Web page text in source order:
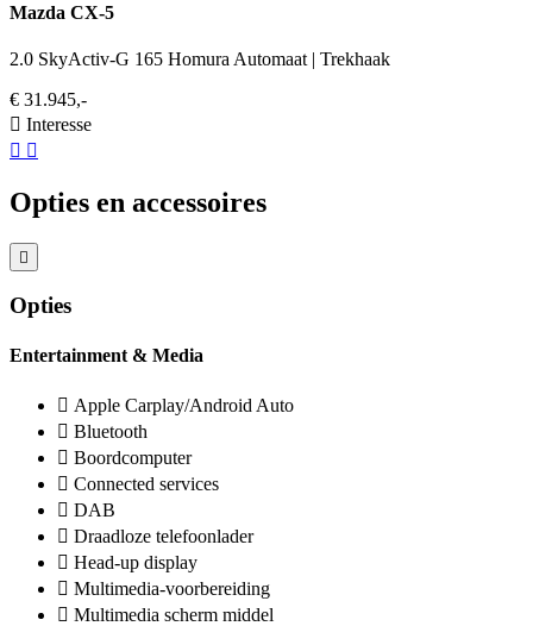
Mazda CX-5
2.0 SkyActiv-G 165 Homura Automaat | Trekhaak
€ 31.945,-
Interesse
Opties en accessoires
Opties
Entertainment & Media
Apple Carplay/Android Auto
Bluetooth
Boordcomputer
Connected services
DAB
Draadloze telefoonlader
Head-up display
Multimedia-voorbereiding
Multimedia scherm middel